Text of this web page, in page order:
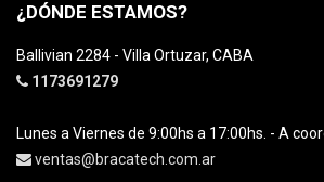
¿DÓNDE ESTAMOS?
Ballivian 2284 - Villa Ortuzar, CABA
1173691279
Lunes a Viernes de 9:00hs a 17:00hs. - A
ventas@bracatech.com.ar